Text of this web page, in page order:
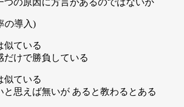
の導入)
似ている
だけで勝負している
似ている
と思えば無いが あると教わるとある